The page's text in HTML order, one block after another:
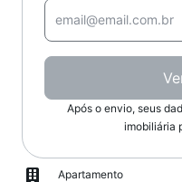
Após o envio, seus
imobiliária
Apartamento